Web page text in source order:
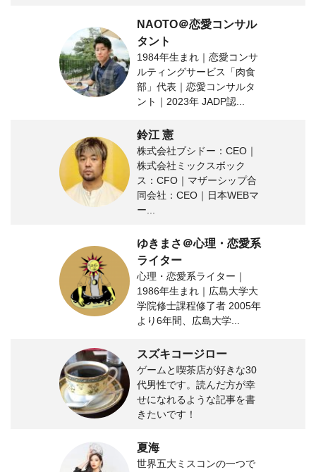
NAOTO＠恋愛コンサル
タント
1984年生まれ｜恋愛コンサ
ルティングサービス「肉食
部」代表｜恋愛コンサルタ
ント｜2023年 JADP認...
鈴江 憲
株式会社ブシドー：CEO｜
株式会社ミックスボック
ス：CFO｜マザーシップ合
同会社：CEO｜日本WEBマ
ー...
ゆきまさ＠心理・恋愛系
ライター
心理・恋愛系ライター｜
1986年生まれ｜広島大学大
学院修士課程修了者 2005年
より6年間、広島大学...
スズキコージロー
ゲームと喫茶店が好きな30
代男性です。読んだ方が幸
せになれるような記事を書
きたいです！
夏海
世界五大ミスコンの一つで